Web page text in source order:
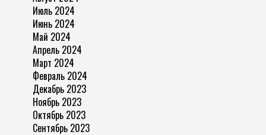
Июль 2024
Июнь 2024
Май 2024
Апрель 2024
Март 2024
Февраль 2024
Декабрь 2023
Ноябрь 2023
Октябрь 2023
Сентябрь 2023